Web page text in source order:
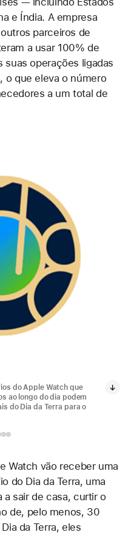
e Índia. A empresa
parceiros de
a usar 100% de
suas operações ligadas
o que eleva o número
a um total de
do Apple Watch que
ao longo do dia podem
do Dia da Terra para o
Watch vão receber uma
do Dia da Terra, uma
sair de casa, curtir o
de, pelo menos, 30
da Terra, eles